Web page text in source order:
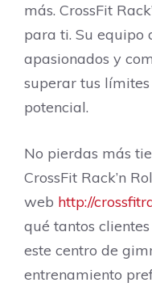
más. CrossFit
para ti. Su equipo
apasionados y
superar tus
potencial.
No pierdas más
CrossFit Rack’n
web http://
qué tantos
este centro de
entrenamiento